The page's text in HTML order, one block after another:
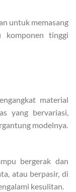
untuk memasang
komponen tinggi
material
yang bervariasi,
modelnya.
bergerak dan
atau berpasir, di
kesulitan.